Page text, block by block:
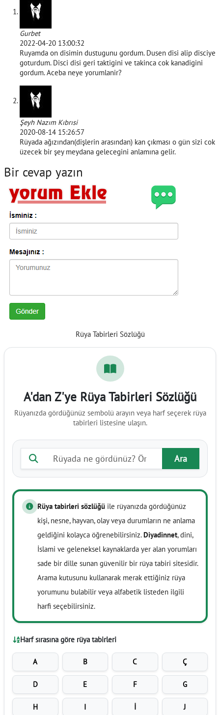
Gurbet
2022-04-20 13:00:32
Ruyamda on disimin dustugunu gordum. Dusen disi alip disciye
goturdum. Disci disi geri taktigini ve takinca cok kanadigini
gordum. Aceba neye yorumlanir?
Şeyh Nazım Kıbrısi
2020-08-14 15:26:57
Rüyada ağızından(dişlerin arasından) kan çıkması o gün sizi cok
üzecek bir şey meydana gelecegini anlamına gelir.
Bir cevap yazın
Rüya Tabirleri Sözlüğü
A'dan Z'ye Rüya Tabirleri Sözlüğü
Rüyanızda gördüğünüz sembolü arayın veya harf seçerek rüya
tabirleri listesine ulaşın.
Rüya tabiri ara
Ara
Rüya tabirleri sözlüğü ile rüyanızda gördüğünüz
kişi, nesne, hayvan, olay veya durumların ne anlama
geldiğini kolayca öğrenebilirsiniz. Diyadinnet, dini,
İslami ve geleneksel kaynaklarda yer alan yorumları
sade bir dille sunan güvenilir bir rüya tabiri sitesidir.
Arama kutusunu kullanarak merak ettiğiniz rüya
yorumunu bulabilir veya alfabetik listeden ilgili
harfi seçebilirsiniz.
Harf sırasına göre rüya tabirleri
A B C Ç
D E F G
H I İ J